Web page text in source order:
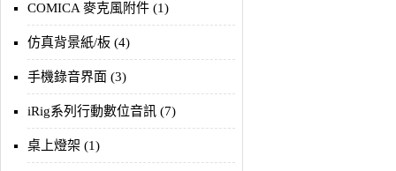
COMICA 麥克風附件 (1)
仿真背景紙/板 (4)
手機錄音界面 (3)
iRig系列行動數位音訊 (7)
桌上燈架 (1)